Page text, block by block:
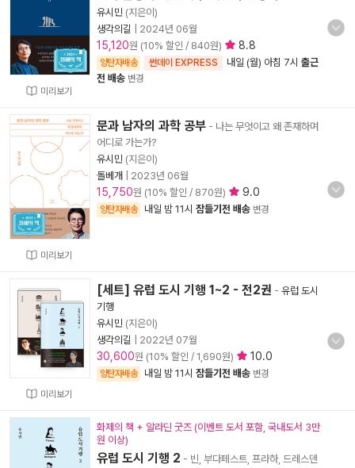
미리보기
유시민 (지은이)
생각의길
2024년 06월
15,120원 (10% 할인 / 840원) 8.8
양탄자배송 썬데이 EXPRESS 내일 (월) 아침 7시 출근
전 배송 변경
미리보기
문과 남자의 과학 공부 - 나는 무엇이고 왜 존재하며
어디로 가는가?
유시민 (지은이)
돌베개
2023년 06월
15,750원 (10% 할인 / 870원) 9.0
양탄자배송 내일 밤 11시 잠들기전 배송 변경
미리보기
[세트] 유럽 도시 기행 1~2 - 전2권 - 유럽 도시
기행
유시민 (지은이)
생각의길
2022년 07월
30,600원 (10% 할인 / 1,690원) 10.0
양탄자배송 내일 밤 11시 잠들기전 배송 변경
화제의 책 + 알라딘 굿즈 (이벤트 도서 포함, 국내도서 3만
원 이상)
유럽 도시 기행 2 - 빈, 부다페스트, 프라하, 드레스덴